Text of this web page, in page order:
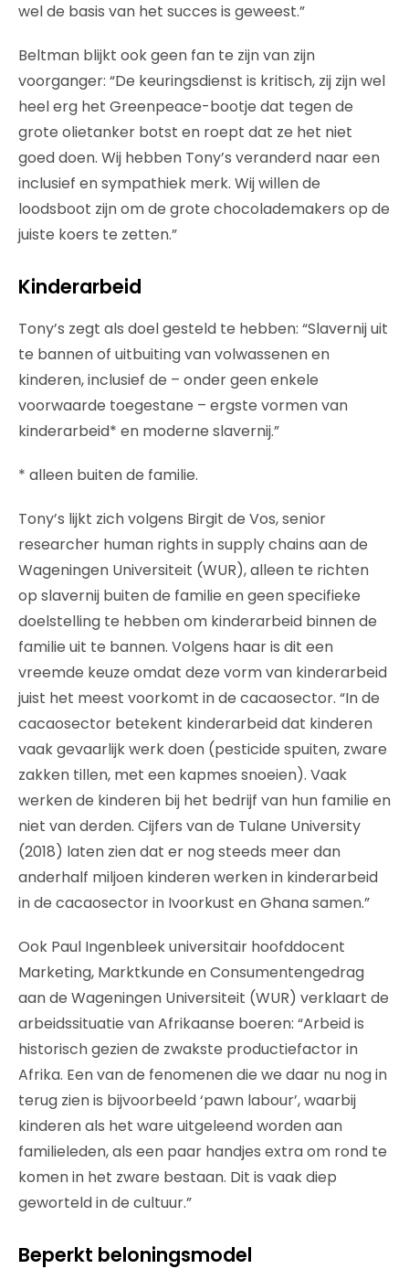
wel de basis van het succes is geweest.”
Beltman blijkt ook geen fan te zijn van zijn
voorganger: “De keuringsdienst is kritisch, zij zijn wel
heel erg het Greenpeace-bootje dat tegen de
grote olietanker botst en roept dat ze het niet
goed doen. Wij hebben Tony’s veranderd naar een
inclusief en sympathiek merk. Wij willen de
loodsboot zijn om de grote chocolademakers op de
juiste koers te zetten.”
Kinderarbeid
Tony’s zegt als doel gesteld te hebben: “Slavernij uit
te bannen of uitbuiting van volwassenen en
kinderen, inclusief de – onder geen enkele
voorwaarde toegestane – ergste vormen van
kinderarbeid* en moderne slavernij.”
* alleen buiten de familie.
Tony’s lijkt zich volgens Birgit de Vos, senior
researcher human rights in supply chains aan de
Wageningen Universiteit (WUR), alleen te richten
op slavernij buiten de familie en geen specifieke
doelstelling te hebben om kinderarbeid binnen de
familie uit te bannen. Volgens haar is dit een
vreemde keuze omdat deze vorm van kinderarbeid
juist het meest voorkomt in de cacaosector. “In de
cacaosector betekent kinderarbeid dat kinderen
vaak gevaarlijk werk doen (pesticide spuiten, zware
zakken tillen, met een kapmes snoeien). Vaak
werken de kinderen bij het bedrijf van hun familie en
niet van derden. Cijfers van de Tulane University
(2018) laten zien dat er nog steeds meer dan
anderhalf miljoen kinderen werken in kinderarbeid
in de cacaosector in Ivoorkust en Ghana samen.”
Ook Paul Ingenbleek universitair hoofddocent
Marketing, Marktkunde en Consumentengedrag
aan de Wageningen Universiteit (WUR) verklaart de
arbeidssituatie van Afrikaanse boeren: “Arbeid is
historisch gezien de zwakste productiefactor in
Afrika. Een van de fenomenen die we daar nu nog in
terug zien is bijvoorbeeld ‘pawn labour’, waarbij
kinderen als het ware uitgeleend worden aan
familieleden, als een paar handjes extra om rond te
komen in het zware bestaan. Dit is vaak diep
geworteld in de cultuur.”
Beperkt beloningsmodel